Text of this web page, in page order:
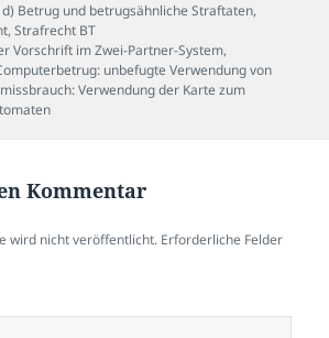
d) Betrug und betrugsähnliche Straftaten,
,Strafrecht BT
Vorschrift im Zwei-Partner-System,
unbefugte Verwendung von
Verwendung der Karte zum
Kommentar
wird nicht veröffentlicht. Erforderliche Felder